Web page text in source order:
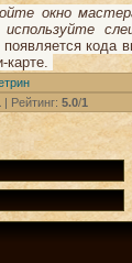
окно
кода
| Рейтинг: 5.0/1